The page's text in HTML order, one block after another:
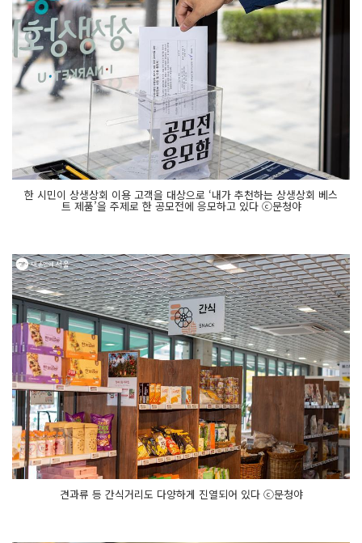
한 시민이 상생상회 이용 고객을 대상으로 ‘내가 추천하는 상생상회 베스
트 제품’을 주제로 한 공모전에 응모하고 있다 ⓒ문청야
견과류 등 간식거리도 다양하게 진열되어 있다 ⓒ문청야